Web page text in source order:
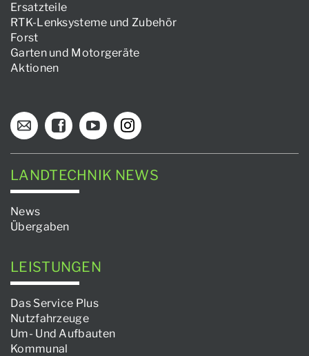
Ersatzteile
RTK-Lenksysteme und Zubehör
Forst
Garten und Motorgeräte
Aktionen
LANDTECHNIK NEWS
News
Übergaben
LEISTUNGEN
Das Service Plus
Nutzfahrzeuge
Um- Und Aufbauten
Kommunal